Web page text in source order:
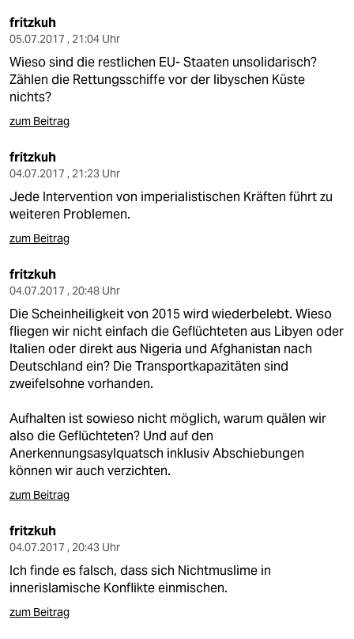
fritzkuh
05.07.2017 , 21:04 Uhr
Wieso sind die restlichen EU- Staaten unsolidarisch?
Zählen die Rettungsschiffe vor der libyschen Küste
nichts?
zum Beitrag
fritzkuh
04.07.2017 , 21:23 Uhr
Jede Intervention von imperialistischen Kräften führt zu
weiteren Problemen.
zum Beitrag
fritzkuh
04.07.2017 , 20:48 Uhr
Die Scheinheiligkeit von 2015 wird wiederbelebt. Wieso
fliegen wir nicht einfach die Geflüchteten aus Libyen oder
Italien oder direkt aus Nigeria und Afghanistan nach
Deutschland ein? Die Transportkapazitäten sind
zweifelsohne vorhanden.
Aufhalten ist sowieso nicht möglich, warum quälen wir
also die Geflüchteten? Und auf den
Anerkennungsasylquatsch inklusiv Abschiebungen
können wir auch verzichten.
zum Beitrag
fritzkuh
04.07.2017 , 20:43 Uhr
Ich finde es falsch, dass sich Nichtmuslime in
innerislamische Konflikte einmischen.
zum Beitrag